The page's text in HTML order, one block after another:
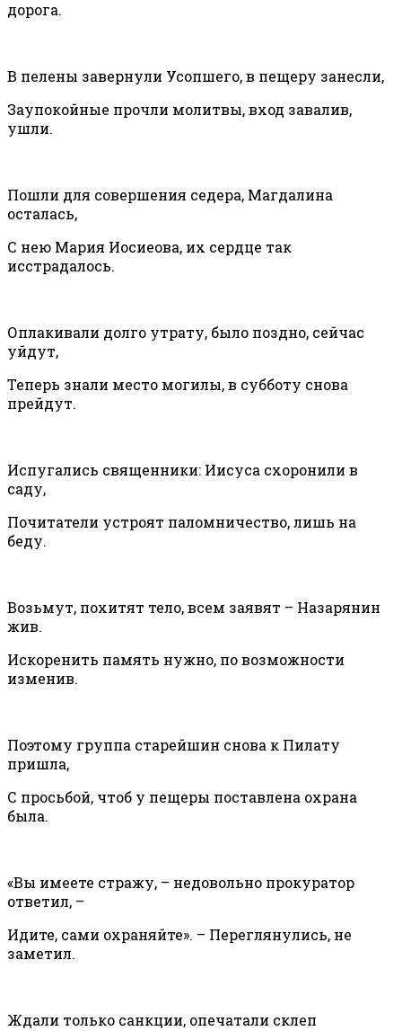
дорога.
В пелены завернули Усопшего, в пещеру занесли,
Заупокойные прочли молитвы, вход завалив,
ушли.
Пошли для совершения седера, Магдалина
осталась,
С нею Мария Иосиеова, их сердце так
исстрадалось.
Оплакивали долго утрату, было поздно, сейчас
уйдут,
Теперь знали место могилы, в субботу снова
прейдут.
Испугались священники: Иисуса схоронили в
саду,
Почитатели устроят паломничество, лишь на
беду.
Возьмут, похитят тело, всем заявят – Назарянин
жив.
Искоренить память нужно, по возможности
изменив.
Поэтому группа старейшин снова к Пилату
пришла,
С просьбой, чтоб у пещеры поставлена охрана
была.
«Вы имеете стражу, – недовольно прокуратор
ответил, –
Идите, сами охраняйте». – Переглянулись, не
заметил.
Ждали только санкции, опечатали склеп